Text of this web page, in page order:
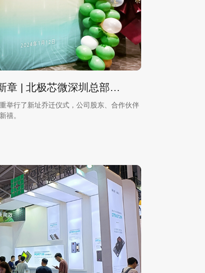
“芯”梦启航，盛启新章 | 北极芯微深圳总部乔迁新址
举行了新址乔迁仪式，公司股东、合作伙伴
禧。